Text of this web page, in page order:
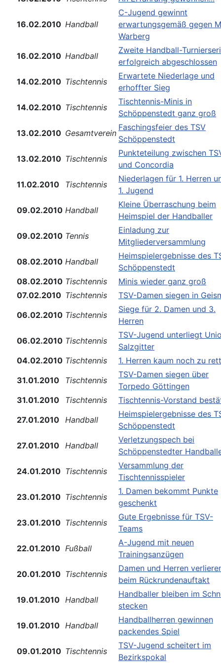
16.02.2010 Handball
C-Jugend gewinnt
erwartungsgemäß gegen
Warberg
16.02.2010 Handball
Zweite Handball-
erfolgreich abgeschlossen
14.02.2010 Tischtennis
Erwartete Niederlage und
erhoffter Sieg
14.02.2010 Tischtennis
Tischtennis-Minis in
Schöppenstedt ganz groß
13.02.2010 Gesamtverein
Faschingsfeier des TSV
Schöppenstedt
13.02.2010 Tischtennis
Punkteteilung zwischen
und Concordia
11.02.2010
Tischtennis
Niederlagen für 1. Herren
1. Jugend
09.02.2010 Handball
Kleine Überraschung beim
Heimspiel der Handballer
09.02.2010 Tennis
Einladung zur
Mitgliederversammlung
08.02.2010 Handball
Heimspielergebnisse des
Schöppenstedt
08.02.2010 Tischtennis
Minis wieder ganz groß
07.02.2010 Tischtennis
TSV-Damen siegen in
06.02.2010 Tischtennis
Siege für 2. Damen und 3.
Herren
06.02.2010 Tischtennis
TSV-Jugend unterliegt
Salzgitter
04.02.2010 Tischtennis
1. Herren kaum noch zu
31.01.2010
Tischtennis
TSV-Damen siegen über
Torpedo Göttingen
31.01.2010
Tischtennis
Tischtennis-Vorstand
27.01.2010 Handball
Heimspielergebnisse des
Schöppenstedt
27.01.2010 Handball
Verletzungspech bei
Schöppenstedter
24.01.2010 Tischtennis
Versammlung der
Tischtennisspieler
23.01.2010 Tischtennis
1. Damen bekommt Punkte
geschenkt
23.01.2010 Tischtennis
Gute Ergebnisse für TSV-
Teams
22.01.2010 Fußball
A-Jugend mit neuen
Trainingsanzügen
20.01.2010 Tischtennis
Damen und Herren
beim Rückrundenauftakt
19.01.2010 Handball
Handballer bleiben im
stecken
19.01.2010 Handball
Handballherren gewinnen
packendes Spiel
09.01.2010 Tischtennis
TSV-Jugend scheitert im
Bezirkspokal